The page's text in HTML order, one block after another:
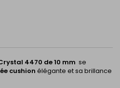
4470 de 10 mm se
cushion élégante et sa brillance